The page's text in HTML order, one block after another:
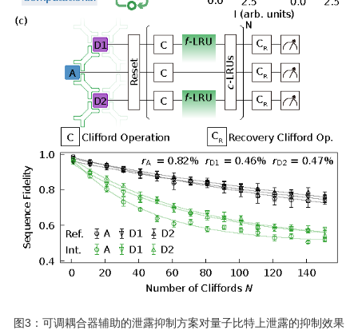
图3：可调耦合器辅助的泄露抑制方案对量子比特上泄露的抑制效果